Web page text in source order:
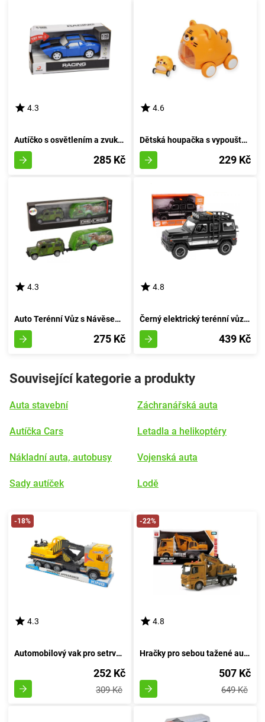
4.3
Autíčko s osvětlením a zvukem 16 cm - rudé
285 Kč
4.6
Dětská houpačka s vypouštěcím mechanismem INSPIROVANÁ MONTESSORI tkaninou
229 Kč
4.3
Auto Terénní Vůz s Návěsem pro Přepravu Pravěkého Ještěra
275 Kč
4.8
Černý elektrický terénní vůz pro děti
439 Kč
Související kategorie a produkty
Auta stavební
Autíčka Cars
Nákladní auta, autobusy
Sady autíček
Záchranářská auta
Letadla a helikoptéry
Vojenská auta
Lodě
-18%
4.3
Automobilový vak pro setrvačník
252 Kč
309 Kč
-22%
4.8
Hračky pro sebou tažené autíčka
507 Kč
649 Kč